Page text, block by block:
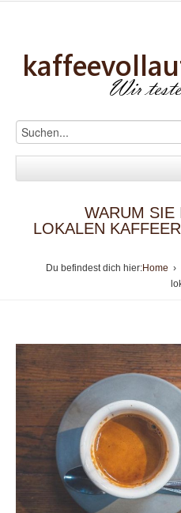
WARUM SIE
LOKALEN
Du befindest dich hier:Home ›